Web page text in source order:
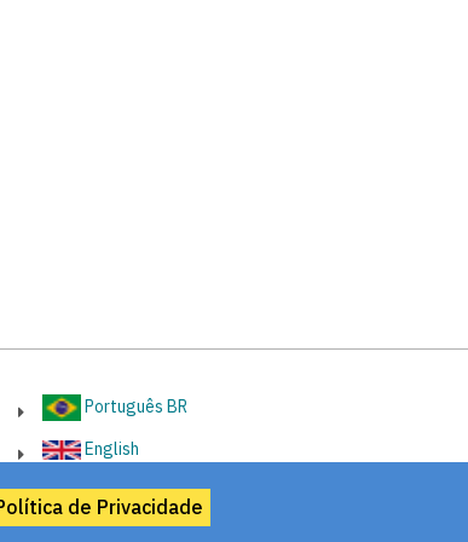
Português BR
English
de Privacidade